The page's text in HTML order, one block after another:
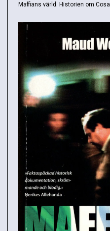
Maffians värld. Historien om